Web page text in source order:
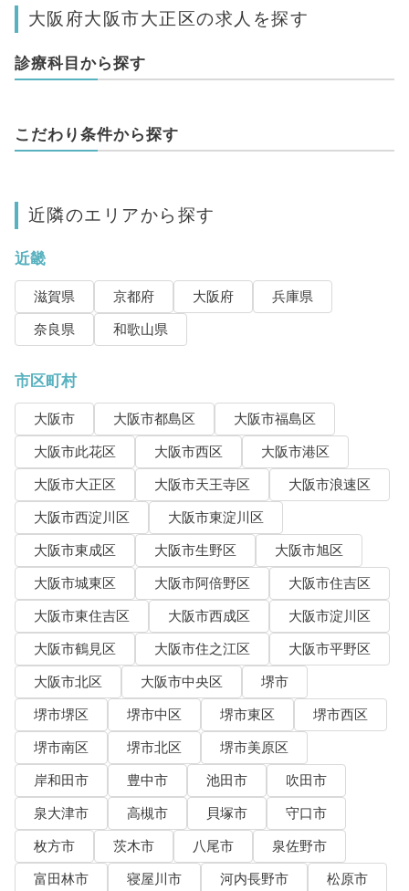
大阪府大阪市大正区の求人を探す
診療科目から探す
こだわり条件から探す
近隣のエリアから探す
近畿
滋賀県 京都府 大阪府
兵庫県
奈良県
和歌山県
市区町村
大阪市 大阪市都島区
大阪市福島区
大阪市此花区
大阪市西区
大阪市港区
大阪市大正区
大阪市天王寺区
大阪市浪速区
大阪市西淀川区
大阪市東淀川区
大阪市東成区
大阪市生野区
大阪市旭区
大阪市城東区
大阪市阿倍野区
大阪市住吉区
大阪市東住吉区
大阪市西成区
大阪市淀川区
大阪市鶴見区
大阪市住之江区
大阪市平野区
大阪市北区
大阪市中央区
堺市
堺市堺区
堺市中区 堺市東区
堺市西区
堺市南区
堺市北区
堺市美原区
岸和田市
豊中市 池田市
吹田市
泉大津市
高槻市 貝塚市
守口市
枚方市
茨木市 八尾市
泉佐野市
富田林市
寝屋川市 河内長野市
松原市